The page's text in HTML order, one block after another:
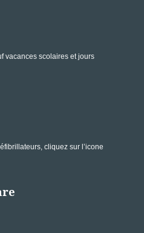
vacances scolaires et jours
cliquez sur l’icone